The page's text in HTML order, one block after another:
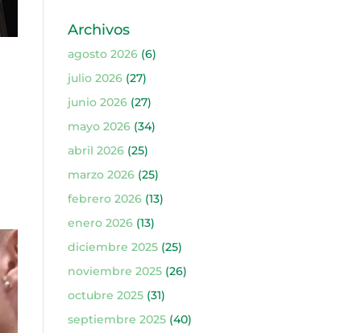
Archivos
agosto 2026(6)
julio 2026(27)
junio 2026(27)
mayo 2026(34)
abril 2026(25)
marzo 2026(25)
febrero 2026(13)
enero 2026(13)
diciembre 2025(25)
noviembre 2025(26)
octubre 2025(31)
septiembre 2025(40)